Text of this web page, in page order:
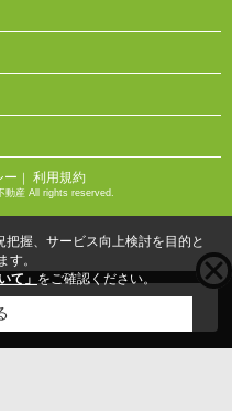
ー ｜ 利用規約
動産 All rights reserved.
お勧めな物件
握、サービス向上検討を目的と
す。
て」 をご確認ください。